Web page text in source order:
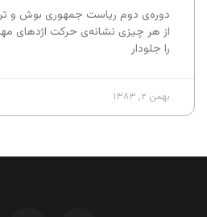
دوره‌ی دوم ریاست جمهوری بوش و
از هر چیزی نشانه‌ی حرکت اژدهای
را جلودار
بهمن ۲, ۱۳۸۳